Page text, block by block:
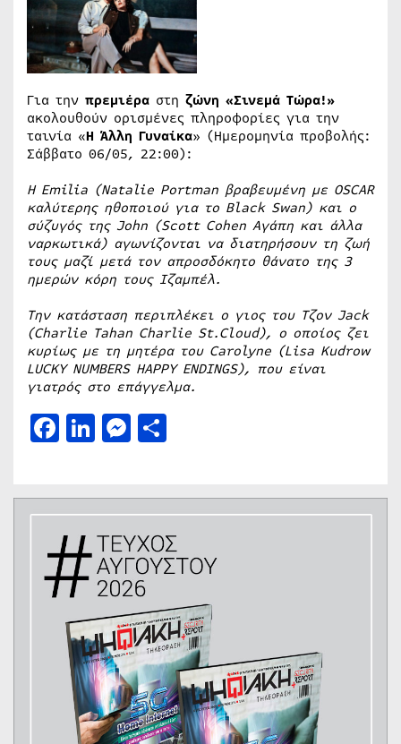
Για την πρεμιέρα στη ζώνη «Σινεμά Τώρα!»
ακολουθούν ορισμένες πληροφορίες για την
ταινία «Η Άλλη Γυναίκα» (Ημερομηνία προβολής:
Σάββατο 06/05, 22:00):
Η Emilia (Natalie Portman βραβευμένη με ΟSCAR
καλύτερης ηθοποιού για το Black Swan) και ο
σύζυγός της John (Scott Cohen Αγάπη και άλλα
ναρκωτικά) αγωνίζονται να διατηρήσουν τη ζωή
τους μαζί μετά τον απροσδόκητο θάνατο της 3
ημερών κόρη τους Ιζαμπέλ.
Την κατάσταση περιπλέκει ο γιος του Τζον Jack
(Charlie Tahan Charlie St.Cloud), ο οποίος ζει
κυρίως με τη μητέρα του Carolyne (Lisa Kudrow
LUCKY NUMBERS HAPPY ENDINGS), που είναι
γιατρός στο επάγγελμα.
Facebook
LinkedIn
Messenger